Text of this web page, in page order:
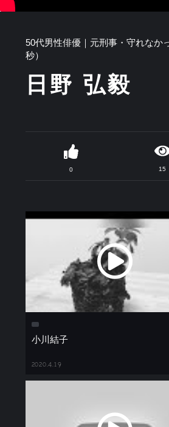
50代男性俳優｜元刑事・守れなか
秒）
日野 弘毅
0 15
小川結子
2020.4.19